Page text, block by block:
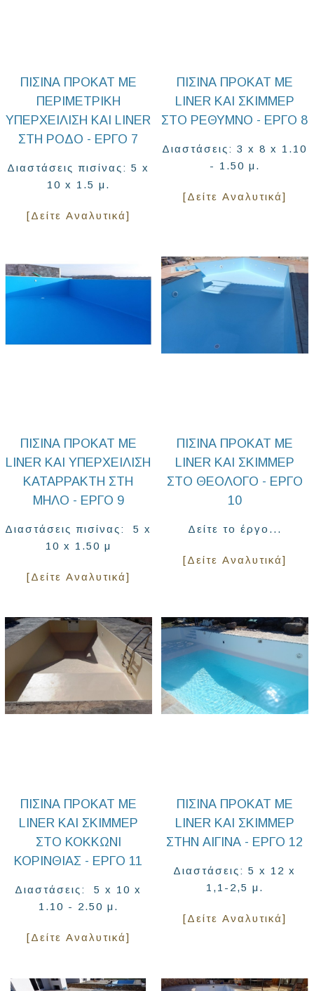
ΠΙΣΊΝΑ ΠΡΟΚΆΤ ΜΕ
ΠΕΡΙΜΕΤΡΙΚΉ
ΥΠΕΡΧΕΊΛΙΣΗ ΚΑΙ LINER
ΣΤΗ ΡΌΔΟ - ΈΡΓΟ 7
Διαστάσεις πισίνας: 5 x
10 x 1.5 μ.
[Δείτε Αναλυτικά]
ΠΙΣΊΝΑ ΠΡΟΚΆΤ ΜΕ
LINER ΚΑΙ ΣΚΊΜΜΕΡ
ΣΤΟ ΡΈΘΥΜΝΟ - ΈΡΓΟ 8
Διαστάσεις: 3 x 8 x 1.10
- 1.50 μ.
[Δείτε Αναλυτικά]
ΠΙΣΊΝΑ ΠΡΟΚΆΤ ΜΕ
LINER ΚΑΙ ΥΠΕΡΧΕΊΛΙΣΗ
ΚΑΤΑΡΡΆΚΤΗ ΣΤΗ
ΜΉΛΟ - ΈΡΓΟ 9
Διαστάσεις πισίνας: 5 x
10 x 1.50 μ
[Δείτε Αναλυτικά]
ΠΙΣΊΝΑ ΠΡΟΚΆΤ ΜΕ
LINER ΚΑΙ ΣΚΊΜΜΕΡ
ΣΤΟ ΘΕΟΛΌΓΟ - ΈΡΓΟ
10
Δείτε το έργο...
[Δείτε Αναλυτικά]
ΠΙΣΊΝΑ ΠΡΟΚΆΤ ΜΕ
LINER ΚΑΙ ΣΚΊΜΜΕΡ
ΣΤΟ ΚΟΚΚΏΝΙ
ΚΟΡΙΝΘΊΑΣ - ΈΡΓΟ 11
Διαστάσεις: 5 x 10 x
1.10 - 2.50 μ.
[Δείτε Αναλυτικά]
ΠΙΣΊΝΑ ΠΡΟΚΆΤ ΜΕ
LINER ΚΑΙ ΣΚΊΜΜΕΡ
ΣΤΗΝ ΑΊΓΙΝΑ - ΈΡΓΟ 12
Διαστάσεις: 5 x 12 x
1,1-2,5 μ.
[Δείτε Αναλυτικά]